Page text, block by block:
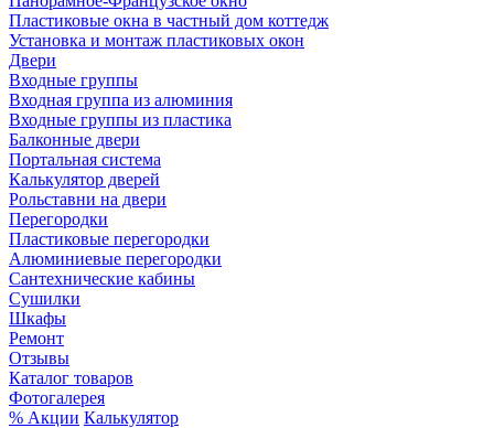
Пластиковые окна в частный дом коттедж
Установка и монтаж пластиковых окон
Двери
Входные группы
Входная группа из алюминия
Входные группы из пластика
Балконные двери
Портальная система
Калькулятор дверей
Рольставни на двери
Перегородки
Пластиковые перегородки
Алюминиевые перегородки
Сантехнические кабины
Сушилки
Шкафы
Ремонт
Отзывы
Каталог товаров
Фотогалерея
% Акции Калькулятор